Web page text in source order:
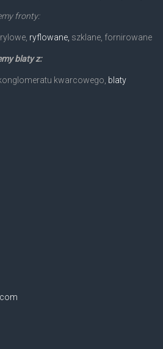
fronty:
ryflowane, szklane, fornirowane
blaty z:
konglomeratu kwarcowego, blaty